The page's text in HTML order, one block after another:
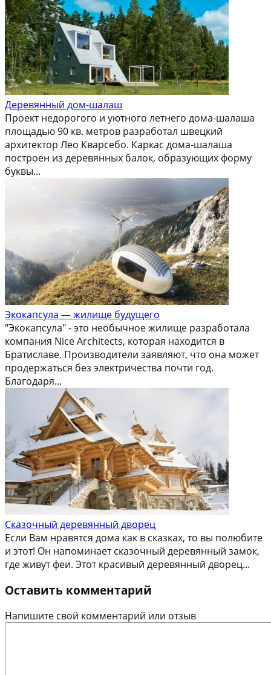
Деревянный дом-шалаш
Проект недорогого и уютного летнего дома-шалаша
площадью 90 кв. метров разработал швецкий
архитектор Лео Кварсебо. Каркас дома-шалаша
построен из деревянных балок, образующих форму
буквы...
Экокапсула — жилище будущего
"Экокапсула" - это необычное жилище разработала
компания Nice Architects, которая находится в
Братиславе. Производители заявляют, что она может
продержаться без электричества почти год.
Благодаря...
Сказочный деревянный дворец
Если Вам нравятся дома как в сказках, то вы полюбите
и этот! Он напоминает сказочный деревянный замок,
где живут феи. Этот красивый деревянный дворец...
Оставить комментарий
Напишите свой комментарий или отзыв